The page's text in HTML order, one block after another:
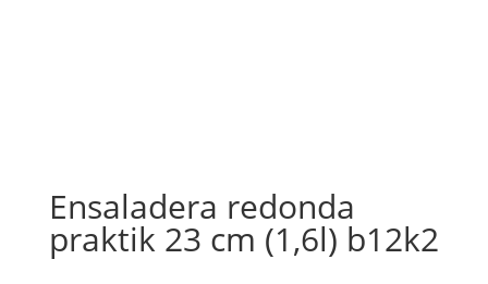
Ensaladera redonda
praktik 23 cm (1,6l) b12k2